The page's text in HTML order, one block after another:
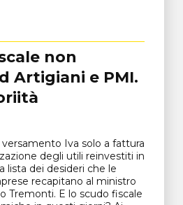
non
Artigiani e PMI.
versamento Iva solo a fattura
degli utili reinvestiti in
lista dei desideri che le
recapitano al ministro
Tremonti. E lo scudo fiscale